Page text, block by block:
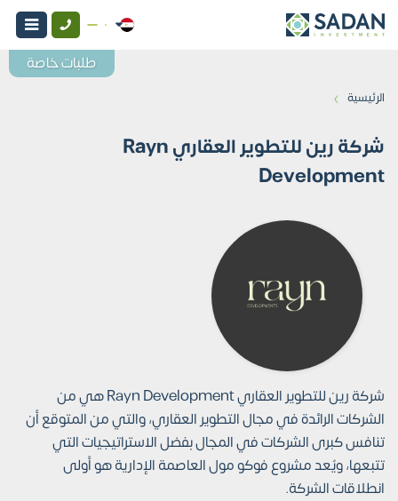
الرئيسية ›
شركة رين للتطوير العقاري Rayn
Development
شركة رين للتطوير العقاري Rayn Development هي من
الشركات الرائدة في مجال التطوير العقاري، والتي من المتوقع أن
تنافس كبرى الشركات في المجال بفضل الاستراتيجيات التي
تتبعها، ويُعد مشروع فوكو مول العاصمة الإدارية هو أولى
انطلاقات الشركة.
طلبات خاصة